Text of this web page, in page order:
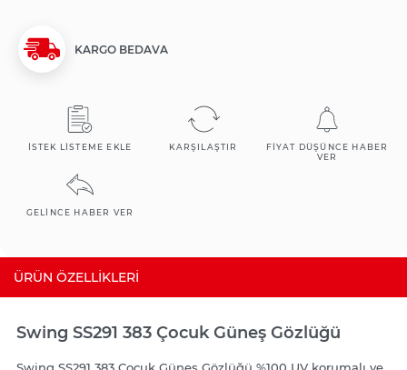
KARGO BEDAVA
İSTEK LISTEME EKLE KARŞILAŞTIR
FIYAT DÜŞÜNCE HABER
VER
GELINCE HABER VER
ÜRÜN ÖZELLIKLERI
Swing SS291 383 Çocuk Güneş Gözlüğü